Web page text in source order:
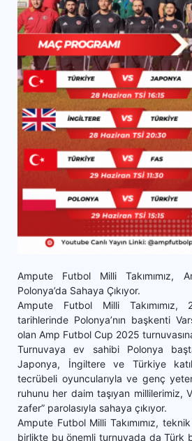
Ampute Futbol Milli Takımımız,
Polonya’da Sahaya Çıkıyor.
Ampute Futbol Milli
tarihlerinde Polonya’nın başkenti
olan Amp Futbol Cup 2025
Turnuvaya ev sahibi Polonya
Japonya, İngiltere ve Türkiye
tecrübeli oyuncularıyla ve genç
ruhunu her daim taşıyan millilerimiz,
zafer” parolasıyla sahaya çıkıyor.
Ampute Futbol Milli Takımımız,
birlikte bu önemli turnuvada da Türk